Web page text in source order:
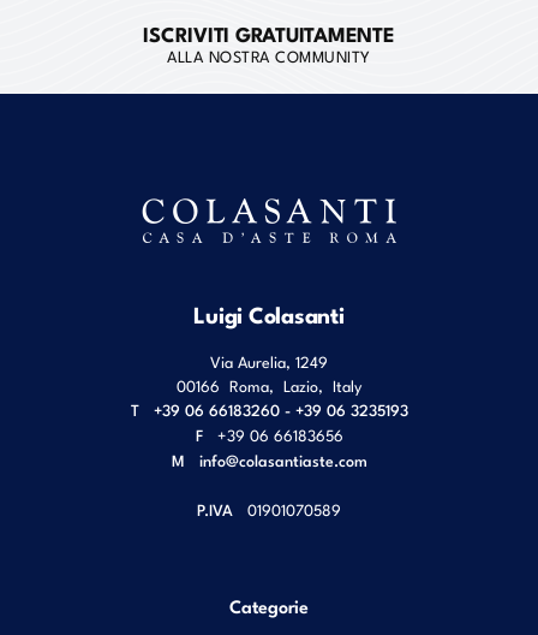
ISCRIVITI GRATUITAMENTE
ALLA NOSTRA COMMUNITY
Luigi Colasanti
Via Aurelia, 1249
00166 Roma Lazio Italy
T
+39 06 66183260 - +39 06 3235193
F
+39 06 66183656
M info@colasantiaste.com
P.IVA 01901070589
Categorie